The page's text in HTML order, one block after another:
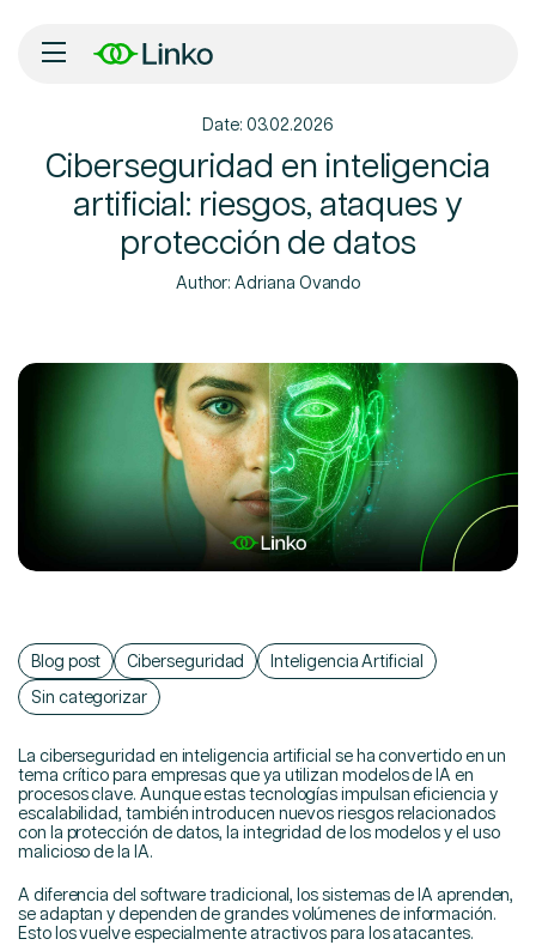
Nosotros
Soluciones
Author:Adriana Ovando
Date: 03.02.2026
Ciberseguridad en inteligencia
artificial: riesgos, ataques y
protección de datos
Blog post Ciberseguridad
Inteligencia Artificial
Sin categorizar
La ciberseguridad en inteligencia artificial se ha convertido en un
tema crítico para empresas que ya utilizan modelos de IA en
procesos clave. Aunque estas tecnologías impulsan eficiencia y
escalabilidad, también introducen nuevos riesgos relacionados
con la protección de datos, la integridad de los modelos y el uso
malicioso de la IA.
A diferencia del software tradicional, los sistemas de IA aprenden,
se adaptan y dependen de grandes volúmenes de información.
Esto los vuelve especialmente atractivos para los atacantes.